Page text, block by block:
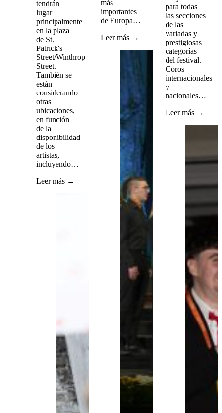
tendrán
lugar
principalmente
en la plaza
de St.
Patrick's
Street/Winthrop
Street.
También se
están
considerando
otras
ubicaciones,
en función
de la
disponibilidad
de los
artistas,
incluyendo…
Leer más →
más
importantes
de Europa…
Leer más →
para todas
las secciones
de las
variadas y
prestigiosas
categorías
del festival.
Coros
internacionales
y
nacionales…
Leer más →